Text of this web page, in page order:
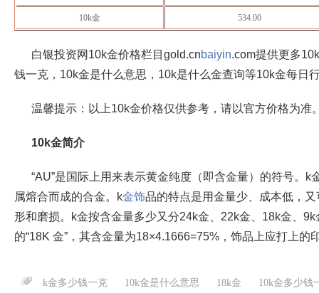
10k金 534.00
白银投资网10k金价格栏目gold.cnbaiyin.com提供更多
钱一克，10k金是什么意思，10k是什么金查询等10k金每日
温馨提示：以上10k金价格仅供参考，请以官方价格为准
10k金简介
“AU”是国际上用来表示黄金纯度（即含金量）的符号。k
属熔合而成的合金。k金饰品的特点是用金量少、成本低，
形和磨损。k金按含金量多少又分24k金、22k金、18k金、
的“18K 金”，其含金量为18×4.1666=75%，饰品上应打上的
k金多少钱一克 10k金是什么意思 18k金 10k金多少钱